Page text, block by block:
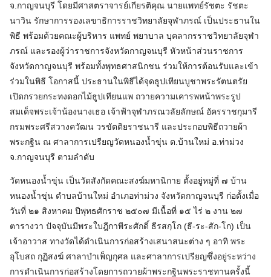
จ.กาญจนบุรี โดยมีศาสตราจารย์เกียรติคุณ นายแพทย์รัชตะ รัชตะ
นาวิน รักษาการรองเลขาธิการราชวิทยาลัยจุฬาภรณ์ เป็นประธานใน
พิธี พร้อมด้วยคณะผู้บริหาร แพทย์ พยาบาล บุคลากรราชวิทยาลัยจุฬา
ภรณ์ และรองผู้ว่าราชการจังหวัดกาญจนบุรี หัวหน้าส่วนราชการ
จังหวัดกาญจนบุรี พร้อมทั้งพุทธศาสนิกชน ร่วมให้การต้อนรับและเข้า
ร่วมในพิธี โอกาสนี้ ประธานในพิธีได้จุดธูปเทียนบูชาพระรัตนตรัย
เปิดกรวยกระทงดอกไม้ธูปเทียนแพ ถวายความเคารพหน้าพระรูป
สมเด็จพระเจ้าน้องนางเธอ เจ้าฟ้าจุฬาภรณวลัยลักษณ์ อัครราชกุมารี
กรมพระศรีสวางควัฒน วรขัตติยราชนารี และประกอบพิธีถวายผ้า
พระกฐิน ณ ศาลาการเปรียญวัดหนองน้ำขุ่น ต.บ้านใหม่ อ.ท่าม่วง
จ.กาญจนบุรี ตามลำดับ
วัดหนองน้ำขุ่น เป็นวัดสังกัดคณะสงฆ์มหานิกาย ตั้งอยู่หมู่ที่ ๗ บ้าน
หนองน้ำขุ่น ตำบลบ้านใหม่ อำเภอท่าม่วง จังหวัดกาญจนบุรี ก่อตั้งเมื่อ
วันที่ ๒๑ สิงหาคม ปีพุทธศักราช ๒๕๐๗ มีเนื้อที่ ๑๕ ไร่ ๒ งาน ๒๗
ตารางวา ปัจจุบันมีพระใบฎีกาพีระศักดิ์ ธีรสกฺโก (ธี-ระ-สัก-โก) เป็น
เจ้าอาวาส ทางวัดได้ดำเนินการก่อสร้างเสนาสนะต่าง ๆ อาทิ พระ
อุโบสถ กุฏิสงฆ์ ศาลาบำเพ็ญกุศล และศาลาการเปรียญซึ่งอยู่ระหว่าง
การดำเนินการก่อสร้างโดยการถวายผ้าพระกฐินพระราชทานครั้งนี้